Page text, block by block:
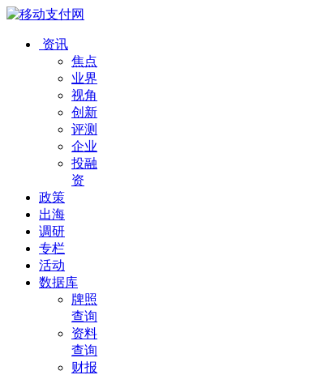
资讯
焦点
业界
视角
创新
评测
企业
投融
资
政策
出海
调研
专栏
活动
数据库
牌照
查询
资料
查询
财报